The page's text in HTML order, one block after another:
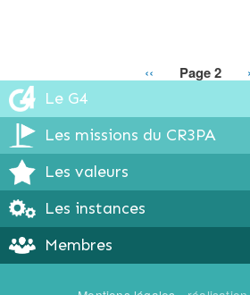
Pagination
Page
‹‹ Page 2
Le G4
Les missions du CR3PA
Les valeurs
Les instances
Membres